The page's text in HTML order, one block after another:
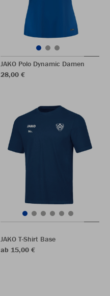
JAKO Polo Dynamic Damen
28,00 €
JAKO T-Shirt Base
ab 15,00 €